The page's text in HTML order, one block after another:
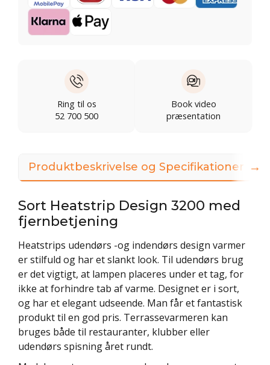
Ring til os
52 700 500
Book video
præsentation
Produktbeskrivelse og Specifikationer
Sort Heatstrip Design 3200 med
fjernbetjening
Heatstrips udendørs -og indendørs design varmer
er stilfuld og har et slankt look. Til udendørs brug
er det vigtigt, at lampen placeres under et tag, for
ikke at forhindre tab af varme. Designet er i sort,
og har et elegant udseende. Man får et fantastisk
produkt til en god pris. Terrassevarmeren kan
bruges både til restauranter, klubber eller
udendørs spisning året rundt.
→